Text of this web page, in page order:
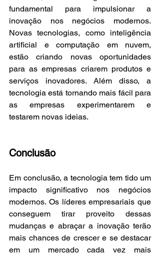
fundamental para impulsionar a
inovação nos negócios modernos.
Novas tecnologias, como inteligência
artificial e computação em nuvem,
estão criando novas oportunidades
para as empresas criarem produtos e
serviços inovadores. Além disso, a
tecnologia está tornando mais fácil para
as empresas experimentarem e
testarem novas ideias.
Conclusão
Em conclusão, a tecnologia tem tido um
impacto significativo nos negócios
modernos. Os líderes empresariais que
conseguem tirar proveito dessas
mudanças e abraçar a inovação terão
mais chances de crescer e se destacar
em um mercado cada vez mais